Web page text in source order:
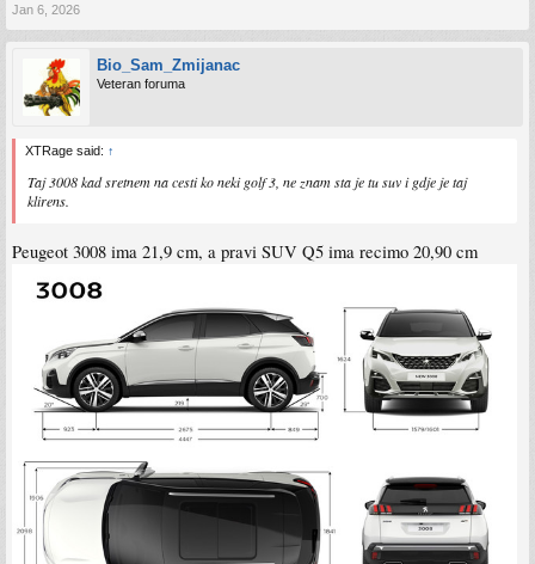
Jan 6, 2026
Bio_Sam_Zmijanac
Veteran foruma
XTRage said: ↑
Taj 3008 kad sretnem na cesti ko neki golf 3, ne znam sta je tu suv i gdje je taj
klirens.
Peugeot 3008 ima 21,9 cm, a pravi SUV Q5 ima recimo 20,90 cm